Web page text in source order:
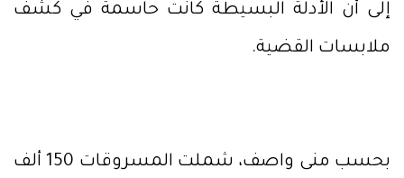
إلى أن الأدلة البسيطة كانت حاسمة في كشف
ملابسات القضية.
بحسب منى واصف، شملت المسروقات 150 ألف